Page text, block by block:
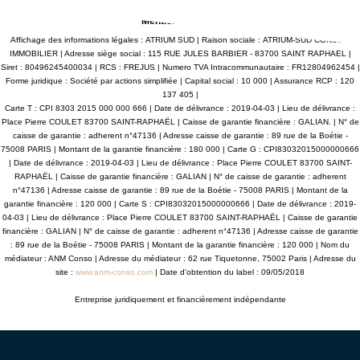
rez-de-chaussée s'articule autour de plusieurs
baignées de lumière : un salon cosy prolongé
couverte, une salle à manger conviviale, et
qui s'ouvre sur un jardin zen d'un côté et
piscine de l'autre. La cuisine, entièrement
accès à une seconde terrasse ombragée,
les repas d'été. La suite parentale, discrètement
d'un dressing, d'une salle d'eau privative et
Un bureau, pouvant être transformé en
jouxte une buanderie et un garage
étage dédié à la tranquillité À l'étage, deux
accueillantes s'ouvrent chacune sur un balcon
salle d'eau moderne avec douche à l'italienne et
séparés complètent ce niveau. Un extérieur
la détente Le jardin, sans vis-à-vis et facile à
abrite une piscine sécurisée par volet et alarme
un espace barbecue, et plusieurs coins détente
pleinement des beaux jours. Plusieurs places de
extérieures sont également disponibles.
premium ? Climatisation réversible ? Chauffage
à chaleur gainée ? Portail motorisé ? Arrosage
extérieur complet Classe énergie B
sur les risques auxquels ce bien est exposé
sur le site Géorisques :
: 04.94.83.19.96 Mail: contact@atriumsud.fr
contemporary property charms with its
Mentions légales
Affichage des informations légales : ATRIUM SUD | Raison sociale : ATRIUM-SUD CONSEIL
IMMOBILIER | Adresse siège social : 115 RUE JULES BARBIER - 83700 SAINT RAPHAEL |
Siret : 80496245400034 | RCS : FREJUS | Numero TVA Intracommunautaire : FR12804962454 |
Forme juridique : Société par actions simplifiée | Capital social : 10 000 | Assurance RCP : 120
137 405 |
Carte T : CPI 8303 2015 000 000 666 | Date de délivrance : 2019-04-03 | Lieu de délivrance :
Place Pierre COULET 83700 SAINT-RAPHAËL | Caisse de garantie financière : GALIAN. | N° de
caisse de garantie : adherent n°47136 | Adresse caisse de garantie : 89 rue de la Boétie -
75008 PARIS | Montant de la garantie financière : 180 000 | Carte G : CPI83032015000000666
| Date de délivrance : 2019-04-03 | Lieu de délivrance : Place Pierre COULET 83700 SAINT-
RAPHAËL | Caisse de garantie financière : GALIAN | N° de caisse de garantie : adherent
n°47136 | Adresse caisse de garantie : 89 rue de la Boétie - 75008 PARIS | Montant de la
garantie financière : 120 000 | Carte S : CPI83032015000000666 | Date de délivrance : 2019-
04-03 | Lieu de délivrance : Place Pierre COULET 83700 SAINT-RAPHAËL | Caisse de garantie
financière : GALIAN | N° de caisse de garantie : adherent n°47136 | Adresse caisse de garantie
: 89 rue de la Boétie - 75008 PARIS | Montant de la garantie financière : 120 000 | Nom du
médiateur : ANM Conso | Adresse du médiateur : 62 rue Tiquetonne, 75002 Paris | Adresse du
site : www.anm-conso.com | Date d'obtention du label : 09/05/2018
Entreprise juridiquement et financièrement indépendante